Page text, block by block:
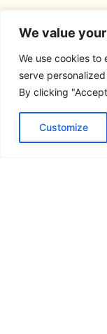
We value
We use cookies to
serve
By clicking
Customize